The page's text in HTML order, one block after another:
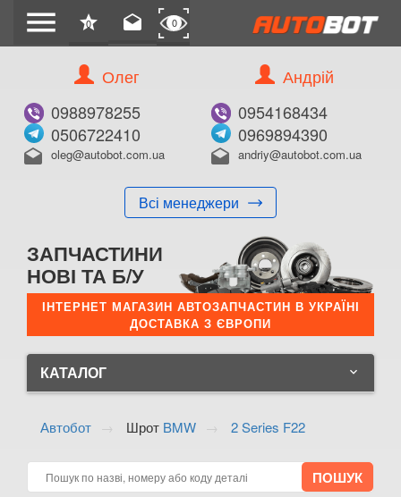
menu star
0 drafts 0
Олег
0988978255
0506722410
drafts oleg@autobot.com.ua
Всі менеджери
Андрій
0954168434
0969894390
drafts andriy@autobot.com.ua
ЗАПЧАСТИНИ
НОВІ ТА Б/У
ІНТЕРНЕТ МАГАЗИН АВТОЗАПЧАСТИН В УКРАЇНІ
ДОСТАВКА З ЄВРОПИ
КАТАЛОГ keyboard_arrow_down
BMW keyboard_arrow_down
Автобот Шрот BMW 2 Series F22